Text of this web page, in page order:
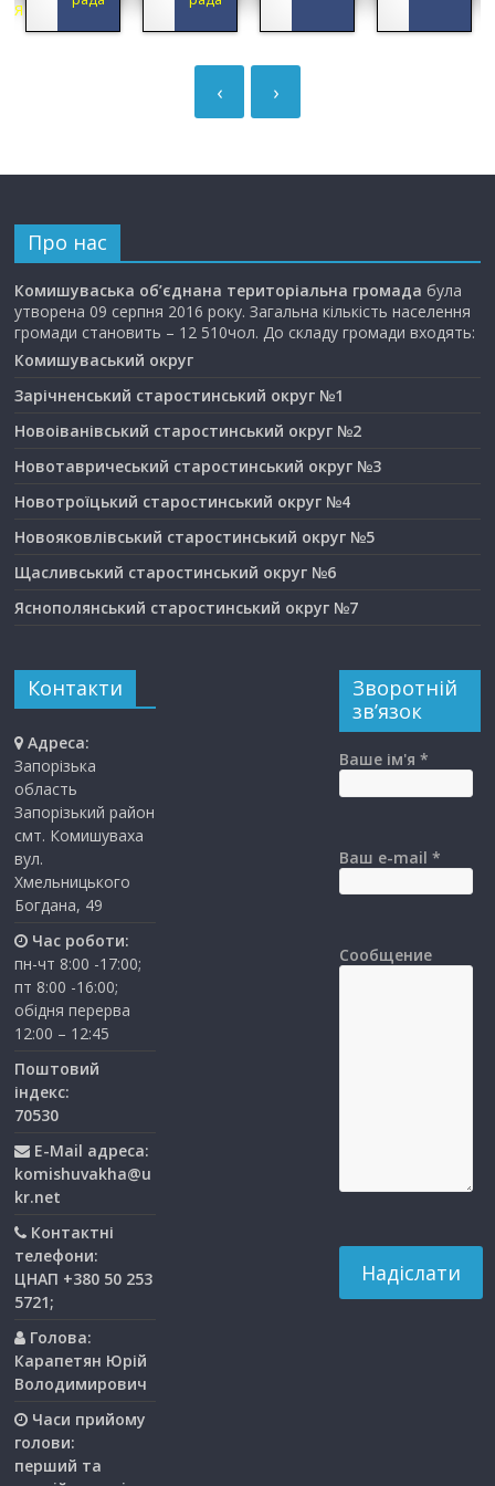
›
‹
Про нас
Комишуваська об’єднана територіальна громада була
утворена 09 серпня 2016 року. Загальна кількість населення
громади становить – 12 510чол. До складу громади входять:
Комишуваський округ
Зарічненський старостинський округ №1
Новоіванівський старостинський округ №2
Новотавричеський старостинський округ №3
Новотроїцький старостинський округ №4
Новояковлівський старостинський округ №5
Щасливський старостинський округ №6
Яснополянський старостинський округ №7
Контакти
Адреса:
Запорізька
область
Запорізький район
смт. Комишуваха
вул.
Хмельницького
Богдана, 49
Час роботи:
пн-чт 8:00 -17:00;
пт 8:00 -16:00;
обідня перерва
12:00 – 12:45
Поштовий
індекс:
70530
E-Mail адреса:
komishuvakha@u
kr.net
Контактні
телефони:
ЦНАП +380 50 253
5721;
Голова:
Карапетян Юрій
Володимирович
Часи прийому
голови:
перший та
Зворотній
зв’язок
Ваше ім'я *
Ваш e-mail *
Сообщение